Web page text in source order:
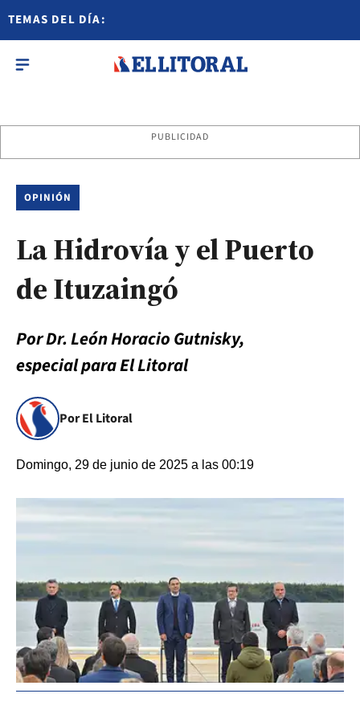
TEMAS DEL DÍA:
PUBLICIDAD
OPINIÓN
La Hidrovía y el Puerto
de Ituzaingó
Por Dr. León Horacio Gutnisky,
especial para El Litoral
Por El Litoral
Domingo, 29 de junio de 2025 a las 00:19